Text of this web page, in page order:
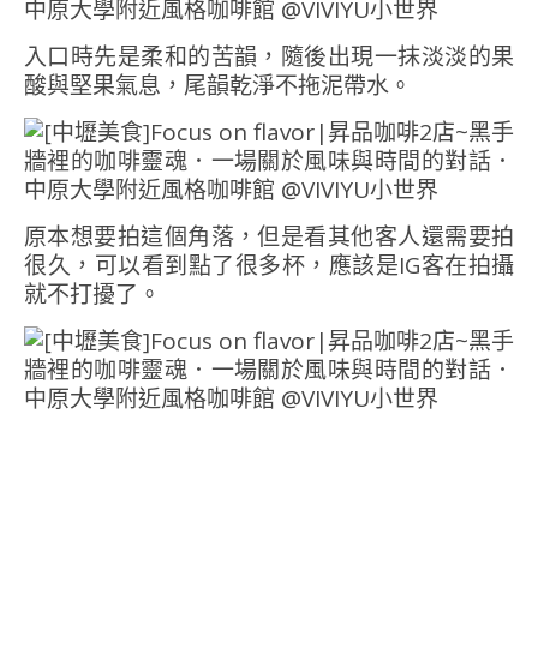
入口時先是柔和的苦韻，隨後出現一抹淡淡的果
酸與堅果氣息，尾韻乾淨不拖泥帶水。
原本想要拍這個角落，但是看其他客人還需要拍
很久，可以看到點了很多杯，應該是IG客在拍攝
就不打擾了。